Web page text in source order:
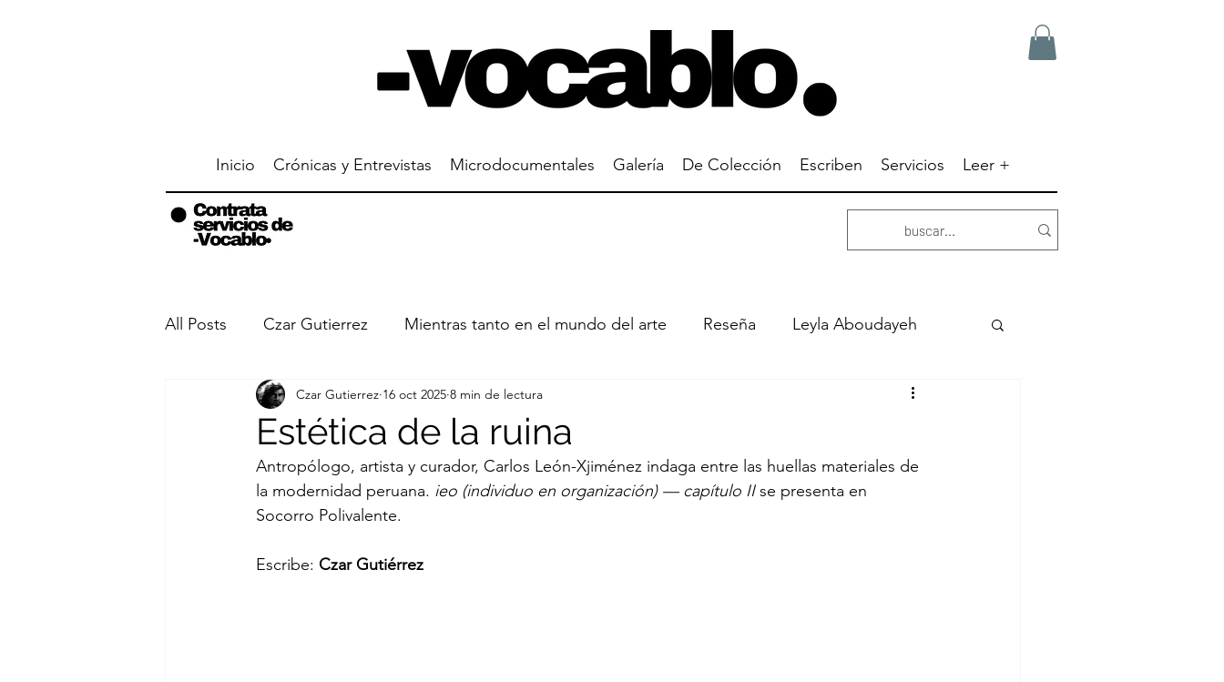
Inicio Crónicas y Entrevistas Microdocumentales Galería De Colección Escriben Servicios Leer +
All Posts Czar Gutierrez Mientras tanto en el mundo del arte Reseña Leyla Aboudayeh
Entrevistas Me metí en un cuadro Gustavo Buntinx
Cesar Augusto Ramirez Nuria Cano Jerson Ramírez Juan Peralta
Estética de la ruina
Czar Gutierrez 16 oct 2025 8 min de lectura
Antropólogo, artista y curador, Carlos León-Xjiménez indaga entre las huellas materiales de
la modernidad peruana. ieo (individuo en organización) — capítulo II se presenta en
Socorro Polivalente.
Escribe: Czar Gutiérrez